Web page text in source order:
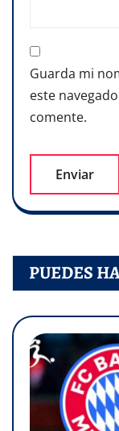
Guarda mi
este
comente.
PUEDES